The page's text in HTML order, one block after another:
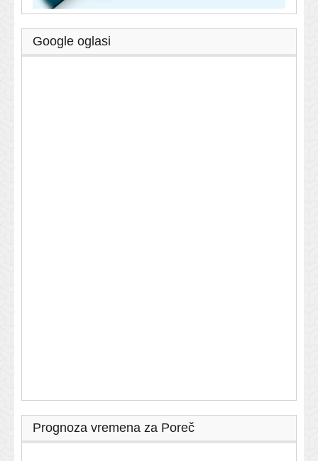
Google oglasi
Prognoza vremena za Poreč